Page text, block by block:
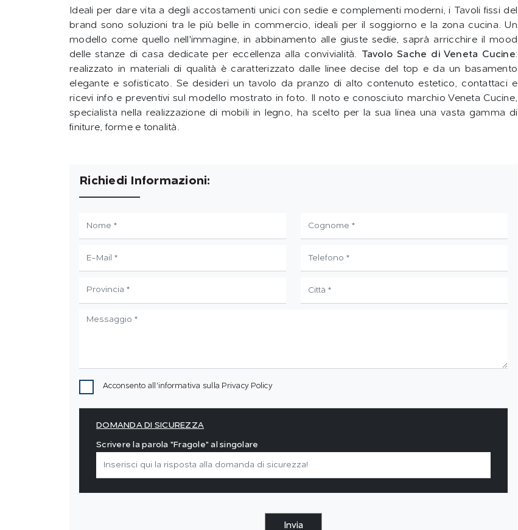
Ideali per dare vita a degli accostamenti unici con sedie e complementi moderni, i Tavoli fissi del
brand sono soluzioni tra le più belle in commercio, ideali per il soggiorno e la zona cucina. Un
modello come quello nell'immagine, in abbinamento alle giuste sedie, saprà arricchire il mood
delle stanze di casa dedicate per eccellenza alla convivialità. Tavolo Sache di Veneta Cucine:
realizzato in materiali di qualità è caratterizzato dalle linee decise del top e da un basamento
elegante e sofisticato. Se desideri un tavolo da pranzo di alto contenuto estetico, contattaci e
ricevi info e preventivi sul modello mostrato in foto. Il noto e conosciuto marchio Veneta Cucine,
specialista nella realizzazione di mobili in legno, ha scelto per la sua linea una vasta gamma di
finiture, forme e tonalità.
Richiedi Informazioni:
Acconsento all'informativa sulla Privacy Policy
DOMANDA DI SICUREZZA
Scrivere la parola "Fragole" al singolare
Invia